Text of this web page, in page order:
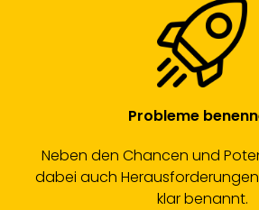
Probleme
Neben den Chancen und
dabei auch
klar benannt.